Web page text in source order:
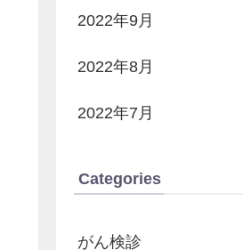
2022年9月
2022年8月
2022年7月
Categories
がん検診